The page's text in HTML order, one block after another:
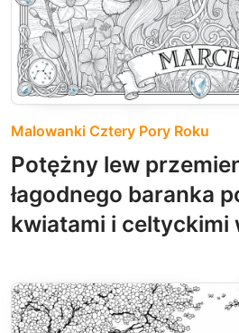
Malowanki Cztery Pory Roku
Potężny lew
łagodnego baranka
kwiatami i celtyckimi